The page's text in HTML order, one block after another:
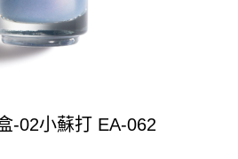
-02小蘇打 EA-062